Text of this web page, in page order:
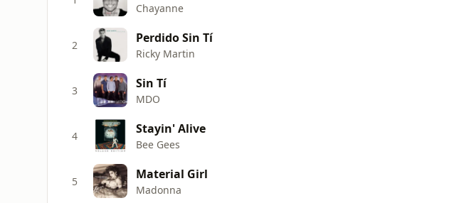
Chayanne
2 Perdido Sin Tí
Ricky Martin
3 Sin Tí
MDO
4 Stayin' Alive
Bee Gees
5 Material Girl
Madonna